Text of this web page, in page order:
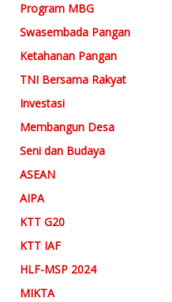
Program MBG
Swasembada Pangan
Ketahanan Pangan
TNI Bersama Rakyat
Investasi
Membangun Desa
Seni dan Budaya
ASEAN
AIPA
KTT G20
KTT IAF
HLF-MSP 2024
MIKTA